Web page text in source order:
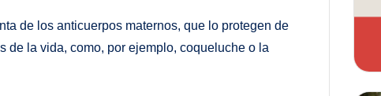
de los anticuerpos maternos, que lo protegen de
de la vida, como, por ejemplo, coqueluche o la